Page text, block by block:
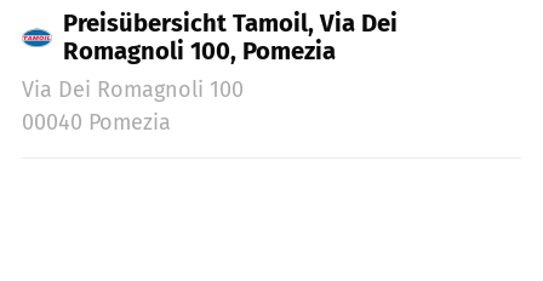
Preisübersicht Tamoil, Via Dei
Romagnoli 100, Pomezia
Via Dei Romagnoli 100
00040 Pomezia